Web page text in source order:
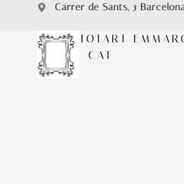
Carrer de Sants, 3
TOTART
CAT